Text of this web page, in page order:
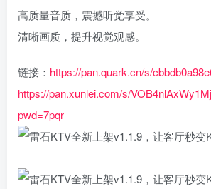
高质量音质，震撼听觉享受。
清晰画质，提升视觉观感。
链接： https://pan.quark.cn/s/
https://pan.xunlei.com/s/
pwd=7pqr